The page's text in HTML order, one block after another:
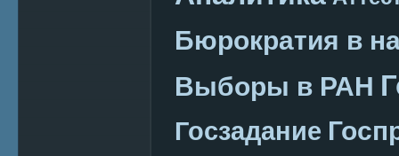
Бюрократия в
Выборы в РАН
Госзадание